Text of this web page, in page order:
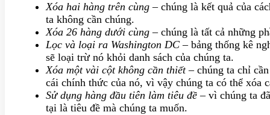
Xóa hai hàng trên cùng – chúng là kết quả của
ta không cần chúng.
Xóa 26 hàng dưới cùng – chúng là tất cả những
Lọc và loại ra Washington DC – bảng thống kê
sẽ loại trừ nó khỏi danh sách của chúng ta.
Xóa một vài cột không cần thiết– chúng ta chỉ
cái chính thức của nó, vì vậy chúng ta có thể xóa
Sử dụng hàng đầu tiên làm tiêu đề – vì chúng ta
tại là tiêu đề mà chúng ta muốn.